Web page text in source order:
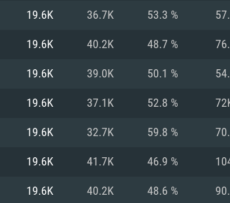
Resolução
superior
Memória:
Placa
Nvidia
(Intel Xeon
Metal.
mais recente
Memória: 8
Placa
suporte
Network:
drivers mais
equivalentes
mínima
recentes
AMD
Vulkan.
19.6K 36.7K 53.3 %
19.6K 40.2K 48.7 %
19.6K 39.0K 50.1 %
19.6K 37.1K 52.8 %
19.6K 32.7K 59.8 %
19.6K 41.7K 46.9 %
19.6K 40.2K 48.6 %